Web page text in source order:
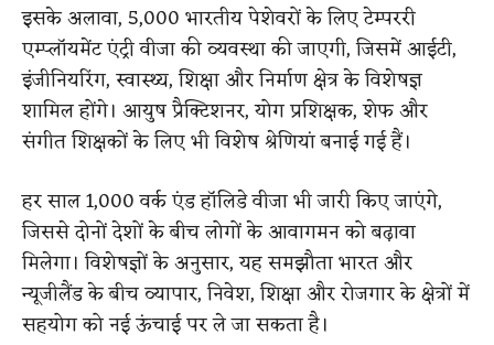
इसके अलावा, 5,000 भारतीय पेशेवरों के लिए टेम्पररी
एम्प्लॉयमेंट एंट्री वीजा की व्यवस्था की जाएगी, जिसमें आईटी,
इंजीनियरिंग, स्वास्थ्य, शिक्षा और निर्माण क्षेत्र के विशेषज्ञ
शामिल होंगे। आयुष प्रैक्टिशनर, योग प्रशिक्षक, शेफ और
संगीत शिक्षकों के लिए भी विशेष श्रेणियां बनाई गई हैं।
हर साल 1,000 वर्क एंड हॉलिडे वीजा भी जारी किए जाएंगे,
जिससे दोनों देशों के बीच लोगों के आवागमन को बढ़ावा
मिलेगा। विशेषज्ञों के अनुसार, यह समझौता भारत और
न्यूजीलैंड के बीच व्यापार, निवेश, शिक्षा और रोजगार के क्षेत्रों में
सहयोग को नई ऊंचाई पर ले जा सकता है।